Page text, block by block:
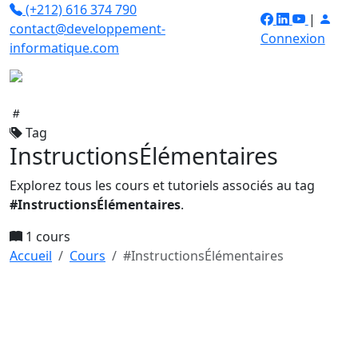
(+212) 616 374 790
contact@developpement-
informatique.com
|
Connexion
Tag
InstructionsÉlémentaires
Explorez tous les cours et tutoriels associés au tag
#InstructionsÉlémentaires.
1 cours
Accueil
Cours #InstructionsÉlémentaires